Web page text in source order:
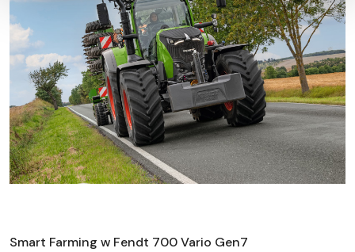
Smart Farming w Fendt 700 Vario Gen7